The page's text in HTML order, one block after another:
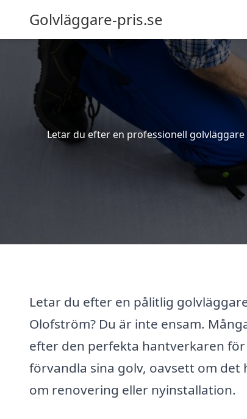
Golvläggare-pris.se
Letar du efter en professionell
Letar du efter en pålitlig
Olofström? Du är inte ensam.
efter den perfekta hantverkaren
förvandla sina golv, oavsett om det
om renovering eller nyinstallation.